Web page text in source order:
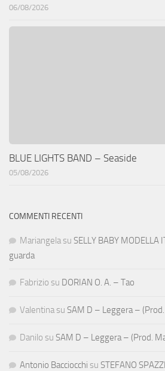
06/08/2026
BLUE LIGHTS BAND – Seaside
05/08/2026
COMMENTI RECENTI
Mariangela su SELLY BABY MODELLA
guarda
Fabrizio su DORIAN O. A. – Tao
Valentina su SAM D – Leggera –
Danilo su SAM D – Leggera – (Prod.
Antonio Bacciocchi su STEFANO